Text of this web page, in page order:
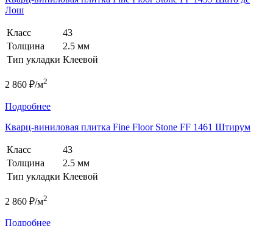
Лош
Класс
43
Толщина
2.5 мм
Тип укладки Клеевой
2 860 ₽/м2
Подробнее
Кварц-виниловая плитка Fine Floor Stone FF 1461 Штирум
Класс
43
Толщина
2.5 мм
Тип укладки Клеевой
2 860 ₽/м2
Подробнее